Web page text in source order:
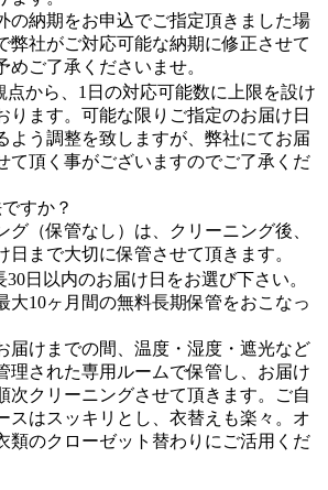
の納期をお申込でご指定頂きました場
弊社がご対応可能な納期に修正させて
めご了承くださいませ。
から、1日の対応可能数に上限を設け
ります。可能な限りご指定のお届け日
よう調整を致しますが、弊社にてお届
て頂く事がございますのでご了承くだ
すか？
グ（保管なし）は、クリーニング後、
日まで大切に保管させて頂きます。
日以内のお届け日をお選び下さい。
大10ヶ月間の無料長期保管をおこなっ
届けまでの間、温度・湿度・遮光など
理された専用ルームで保管し、お届け
次クリーニングさせて頂きます。ご自
スはスッキリとし、衣替えも楽々。オ
類のクローゼット替わりにご活用くだ